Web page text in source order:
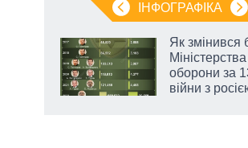
ІНФОГРАФІКА
Як змінився
Міністерства
оборони за
війни з